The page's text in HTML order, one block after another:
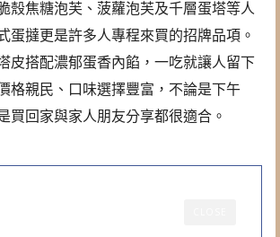
殼焦糖泡芙、菠蘿泡芙及千層蛋塔等人
蛋撻更是許多人專程來買的招牌品項。
皮搭配濃郁蛋香內餡，一吃就讓人留下
格親民、口味選擇豐富，不論是下午
買回家與家人朋友分享都很適合。